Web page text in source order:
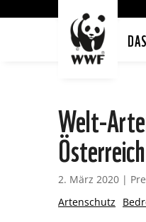
Welt-
2. März 2020 |
Artenschutz